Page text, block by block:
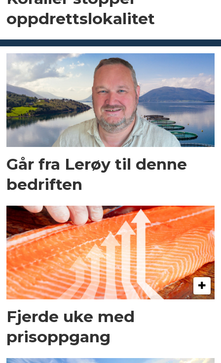
oppdrettslokalitet
Går fra Lerøy til denne
bedriften
Fjerde uke med
prisoppgang